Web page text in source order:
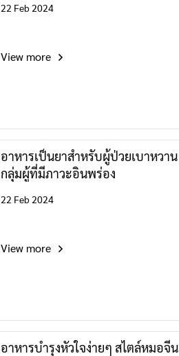
22 Feb 2024
View more
อาหารเป็นยาสำหรับผู้ป่วยเบาหวาน
กลุ่มผู้ที่มีภาวะอินพร่อง
22 Feb 2024
View more
อาหารบำรุงหัวใจง่ายๆ สไตล์หมอจีน